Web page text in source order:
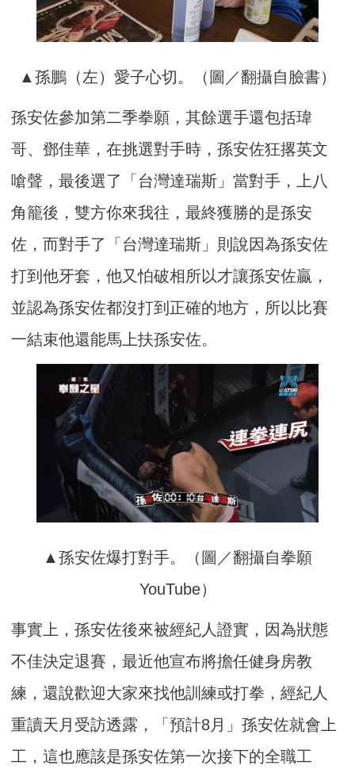
▲孫鵬（左）愛子心切。（圖／翻攝自臉書）
孫安佐參加第二季拳願，其餘選手還包括瑋
哥、鄧佳華，在挑選對手時，孫安佐狂撂英文
嗆聲，最後選了「台灣達瑞斯」當對手，上八
角籠後，雙方你來我往，最終獲勝的是孫安
佐，而對手了「台灣達瑞斯」則說因為孫安佐
打到他牙套，他又怕破相所以才讓孫安佐贏，
並認為孫安佐都沒打到正確的地方，所以比賽
一結束他還能馬上扶孫安佐。
▲孫安佐爆打對手。（圖／翻攝自拳願
YouTube）
事實上，孫安佐後來被經紀人證實，因為狀態
不佳決定退賽，最近他宣布將擔任健身房教
練，還說歡迎大家來找他訓練或打拳，經紀人
重讀天月受訪透露，「預計8月」孫安佐就會上
工，這也應該是孫安佐第一次接下的全職工